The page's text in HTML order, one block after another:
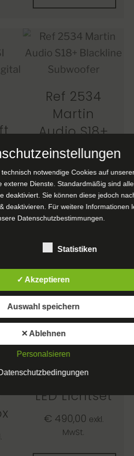
2
Ref 2534
Martin
Audio S18+
Blackline
Subwoofer
€1.400,00 exkl.
MwSt.
WEITERLESEN
Ref 2531
Stairville
LED Lichtset
€ 490,00 exkl.
MwSt.
notwendige Cookies auf
externe Dienste. Standardmäßig sind alle
deaktiviert. Sie können diese jedoch
deaktivieren. Für weitere Informationen
Datenschutzbestimmungen
Statistiken
✓ Akzeptieren
Auswahl speichern
✕ Ablehnen
Personalsieren